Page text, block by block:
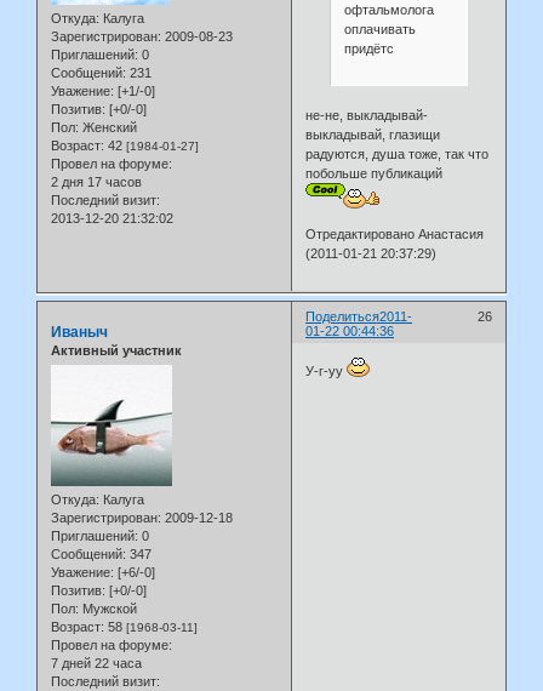
Откуда: Калуга
Зарегистрирован: 2009-08-23
Приглашений: 0
Сообщений: 231
Уважение: [+1/-0]
Позитив: [+0/-0]
Пол: Женский
Возраст: 42 [1984-01-27]
Провел на форуме:
2 дня 17 часов
Последний визит:
2013-12-20 21:32:02
офтальмолога
оплачивать
придётс
не-не, выкладывай-
выкладывай, глазищи
радуются, душа тоже, так что
побольше публикаций
Отредактировано Анастасия
(2011-01-21 20:37:29)
Поделиться 26
2011-
01-22 00:44:36
Иваныч
Активный участник
Откуда: Калуга
Зарегистрирован: 2009-12-18
Приглашений: 0
Сообщений: 347
Уважение: [+6/-0]
Позитив: [+0/-0]
Пол: Мужской
Возраст: 58 [1968-03-11]
Провел на форуме:
7 дней 22 часа
Последний визит:
У-г-уу